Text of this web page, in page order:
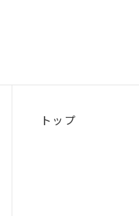
トップ